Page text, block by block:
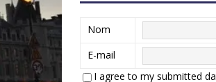
Nom
E-mail
I agree to my submitted